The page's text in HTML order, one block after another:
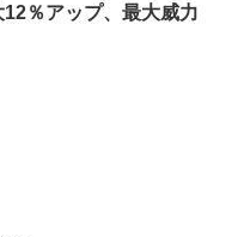
％アップ、最大威力